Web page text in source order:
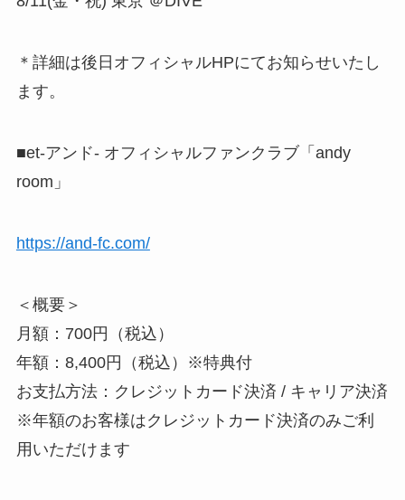
＊詳細は後日オフィシャルHPにてお知らせいたし
ます。
■et-アンド- オフィシャルファンクラブ「andy
room」
https://and-fc.com/
＜概要＞
月額：700円（税込）
年額：8,400円（税込）※特典付
お支払方法：クレジットカード決済 / キャリア決済
※年額のお客様はクレジットカード決済のみご利
用いただけます